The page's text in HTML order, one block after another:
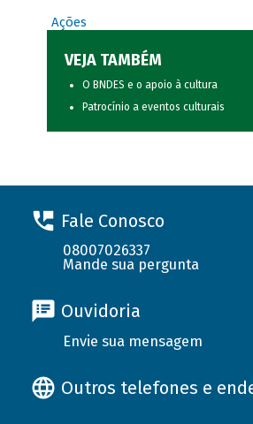
Ações
VEJA TAMBÉM
O BNDES e o apoio à cultura
Patrocínio a eventos culturais
Fale Conosco
08007026337
Mande sua pergunta
Ouvidoria
Envie sua mensagem
Outros telefones e